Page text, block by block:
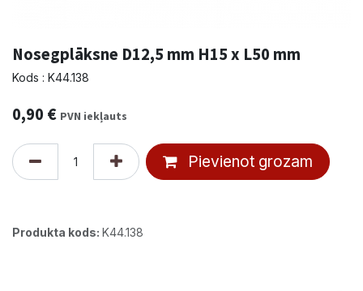
Nosegplāksne D12,5 mm H15 x L50 mm
Kods : K44.138
0,90 € PVN iekļauts
Pievienot grozam
Produkta kods: K44.138